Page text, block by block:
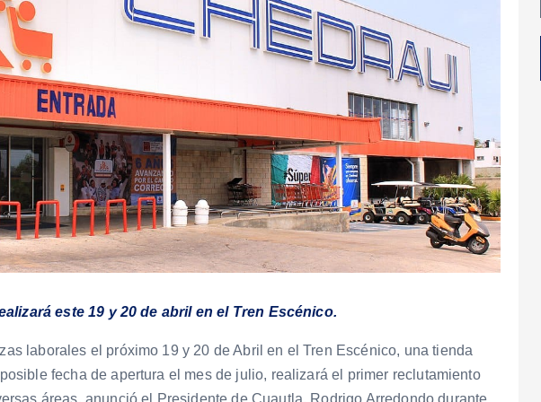
este 19 y 20 de abril en el Tren Escénico.
laborales el próximo 19 y 20 de Abril en el Tren Escénico, una tienda
fecha de apertura el mes de julio, realizará el primer reclutamiento
áreas, anunció el Presidente de Cuautla, Rodrigo Arredondo durante